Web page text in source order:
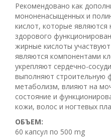
Рекомендовано как
мононенасыщенных и
кислот, которые
здорового
жирные кислоты
являются компонентами
укрепляют сердечно-
выполняют строительную
метаболизм, влияют на
состояние и
кожи, волос и ногтевых
ОБЪЕМ:
60 капсул по 500 mg